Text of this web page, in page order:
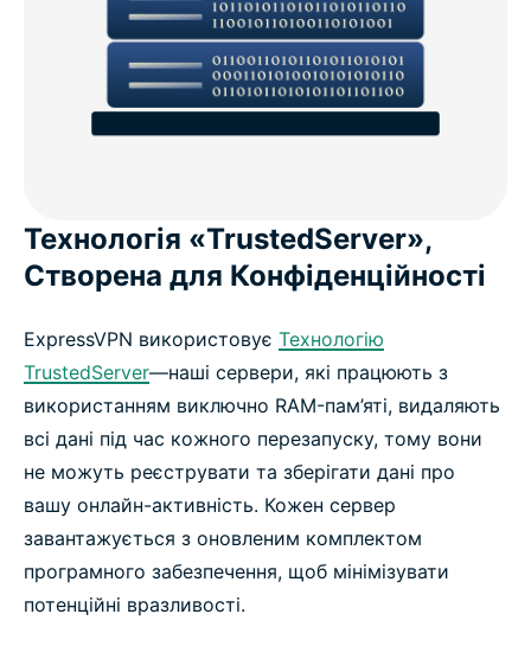
Технологія «TrustedServer»,
Створена для Конфіденційності
ExpressVPN використовує Технологію
TrustedServer—наші сервери, які працюють з
використанням виключно RAM-пам’яті, видаляють
всі дані під час кожного перезапуску, тому вони
не можуть реєструвати та зберігати дані про
вашу онлайн-активність. Кожен сервер
завантажується з оновленим комплектом
програмного забезпечення, щоб мінімізувати
потенційні вразливості.